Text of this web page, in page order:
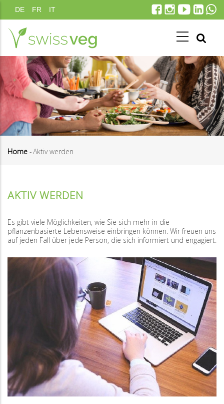
Direkt
zum
Inhalt
DE FR IT
Home -Aktiv werden
AKTIV WERDEN
Es gibt viele Möglichkeiten, wie Sie sich mehr in die
pflanzenbasierte Lebensweise einbringen können. Wir freuen uns
auf jeden Fall über jede Person, die sich informiert und engagiert.